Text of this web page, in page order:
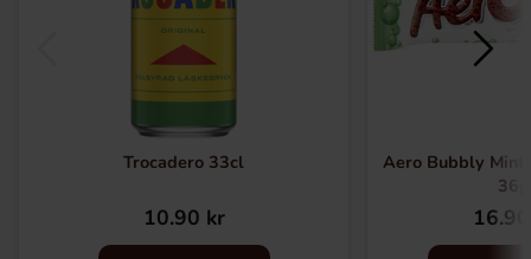
Trocadero 33cl
10.90 kr
Aero Bubbly Mint
36g